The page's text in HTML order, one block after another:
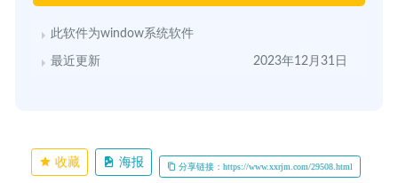
此软件为window系统软件
最近更新 2023年12月31日
收藏 海报 分享链接：https://www.xxrjm.com/29508.html